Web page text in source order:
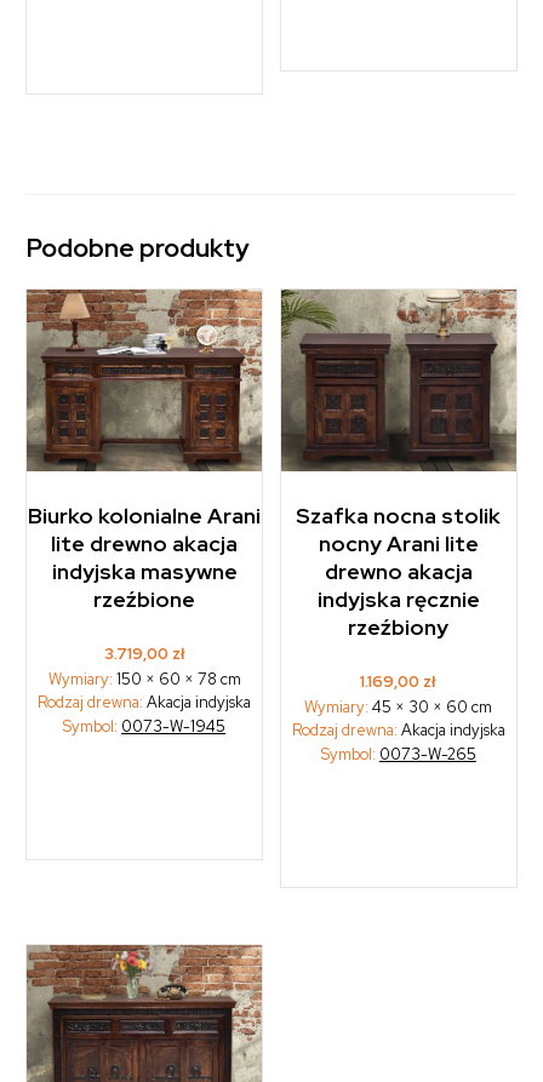
Podobne produkty
Biurko kolonialne Arani
lite drewno akacja
indyjska masywne
rzeźbione
3.719,00 zł
Wymiary: 150 × 60 × 78 cm
Rodzaj drewna: Akacja indyjska
Symbol: 0073-W-1945
Szafka nocna stolik
nocny Arani lite
drewno akacja
indyjska ręcznie
rzeźbiony
1.169,00 zł
Wymiary:45 × 30 × 60 cm
Rodzaj drewna: Akacja indyjska
Symbol: 0073-W-265